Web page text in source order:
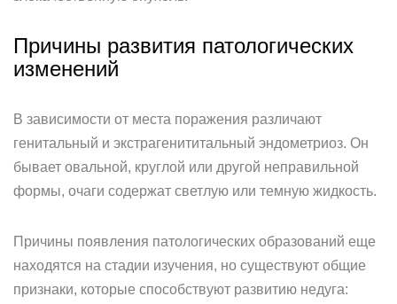
Причины развития патологических
изменений
В зависимости от места поражения различают
генитальный и экстрагенититальный эндометриоз. Он
бывает овальной, круглой или другой неправильной
формы, очаги содержат светлую или темную жидкость.
Причины появления патологических образований еще
находятся на стадии изучения, но существуют общие
признаки, которые способствуют развитию недуга: